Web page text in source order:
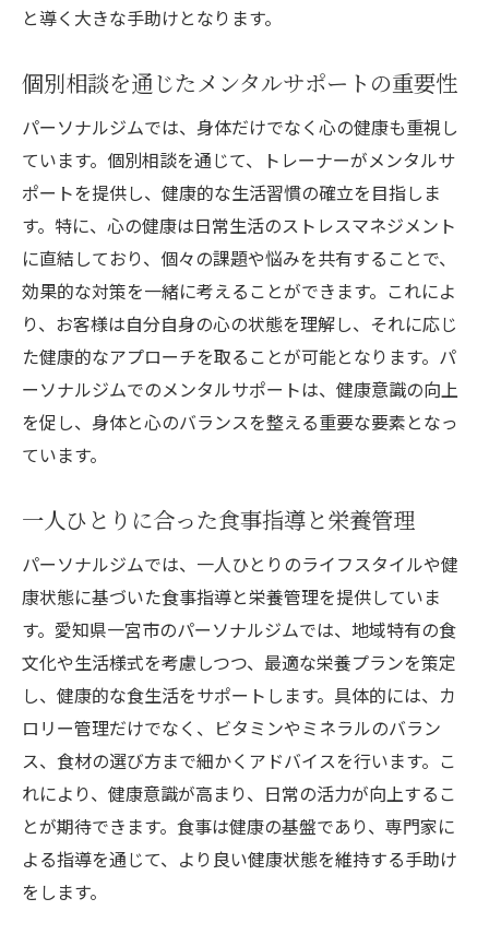
と導く大きな手助けとなります。
個別相談を通じたメンタルサポートの重要性
パーソナルジムでは、身体だけでなく心の健康も重視し
ています。個別相談を通じて、トレーナーがメンタルサ
ポートを提供し、健康的な生活習慣の確立を目指しま
す。特に、心の健康は日常生活のストレスマネジメント
に直結しており、個々の課題や悩みを共有することで、
効果的な対策を一緒に考えることができます。これによ
り、お客様は自分自身の心の状態を理解し、それに応じ
た健康的なアプローチを取ることが可能となります。パ
ーソナルジムでのメンタルサポートは、健康意識の向上
を促し、身体と心のバランスを整える重要な要素となっ
ています。
一人ひとりに合った食事指導と栄養管理
パーソナルジムでは、一人ひとりのライフスタイルや健
康状態に基づいた食事指導と栄養管理を提供していま
す。愛知県一宮市のパーソナルジムでは、地域特有の食
文化や生活様式を考慮しつつ、最適な栄養プランを策定
し、健康的な食生活をサポートします。具体的には、カ
ロリー管理だけでなく、ビタミンやミネラルのバラン
ス、食材の選び方まで細かくアドバイスを行います。こ
れにより、健康意識が高まり、日常の活力が向上するこ
とが期待できます。食事は健康の基盤であり、専門家に
よる指導を通じて、より良い健康状態を維持する手助け
をします。